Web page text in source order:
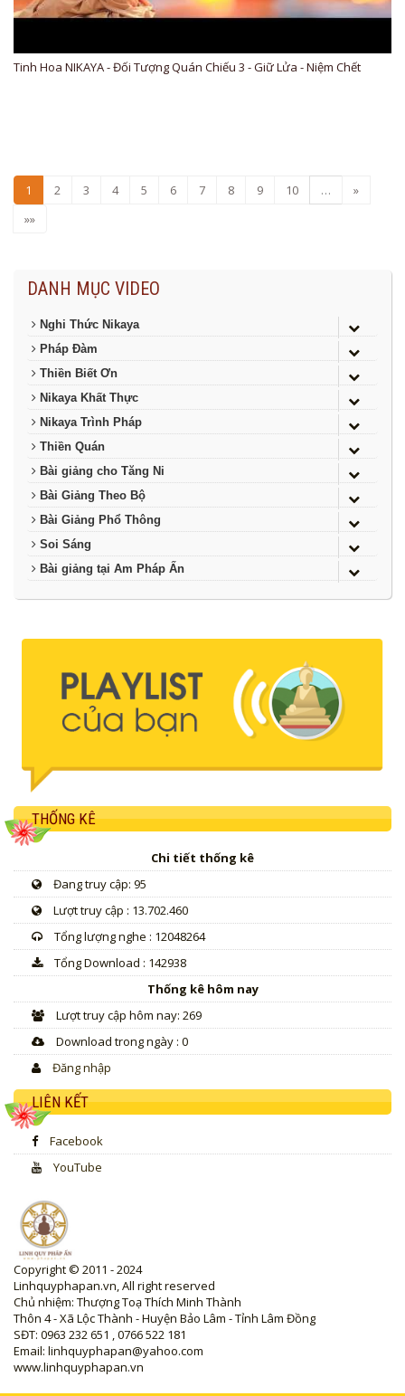
Tinh Hoa NIKAYA - Đối Tượng Quán Chiếu 3 - Giữ Lửa - Niệm Chết
1 2 3 4 5 6 7 8 9 10 …
»
»»
DANH MỤC VIDEO
Nghi Thức Nikaya
Pháp Đàm
Thiền Biết Ơn
Nikaya Khất Thực
Nikaya Trình Pháp
Thiền Quán
Bài giảng cho Tăng Ni
Bài Giảng Theo Bộ
Bài Giảng Phổ Thông
Soi Sáng
Bài giảng tại Am Pháp Ấn
THỐNG KÊ
Chi tiết thống kê
Đang truy cập: 95
Lượt truy cập : 13.702.460
Tổng lượng nghe : 12048264
Tổng Download : 142938
Thống kê hôm nay
Lượt truy cập hôm nay: 269
Download trong ngày : 0
Đăng nhập
LIÊN KẾT
Facebook
YouTube
Copyright © 2011 - 2024
Linhquyphapan.vn, All right reserved
Chủ nhiệm: Thượng Toạ Thích Minh Thành
Thôn 4 - Xã Lộc Thành - Huyện Bảo Lâm - Tỉnh Lâm Đồng
SĐT: 0963 232 651 , 0766 522 181
Email: linhquyphapan@yahoo.com
www.linhquyphapan.vn